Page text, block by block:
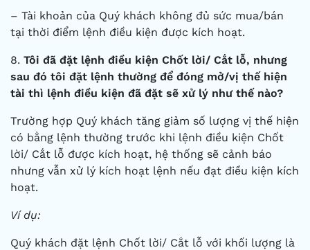
– Tài khoản của Quý khách không đủ sức mua/bán
tại thời điểm lệnh điều kiện được kích hoạt.
8. Tôi đã đặt lệnh điều kiện Chốt lời/ Cắt lỗ, nhưng
sau đó tôi đặt lệnh thường để đóng mở/vị thế hiện
tài thì lệnh điều kiện đã đặt sẽ xử lý như thế nào?
Trường hợp Quý khách tăng giảm số lượng vị thế hiện
có bằng lệnh thường trước khi lệnh điều kiện Chốt
lời/ Cắt lỗ được kích hoạt, hệ thống sẽ cảnh báo
nhưng vẫn xử lý kích hoạt lệnh nếu đạt điều kiện kích
hoạt.
Ví dụ:
Quý khách đặt lệnh Chốt lời/ Cắt lỗ với khối lượng là